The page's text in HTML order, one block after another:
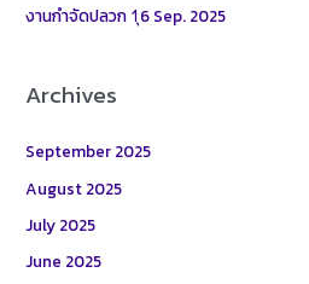
งานกำจัดปลวก 1ุ6 Sep. 2025
Archives
September 2025
August 2025
July 2025
June 2025